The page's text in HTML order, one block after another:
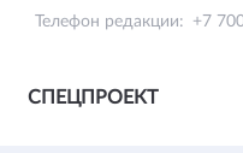
Телефон редакции: +7
СПЕЦПРОЕКТ